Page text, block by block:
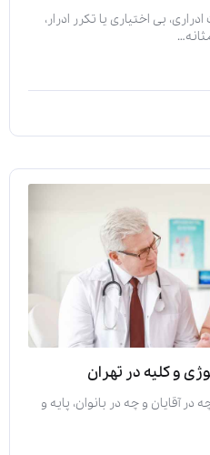
بی اختیاری یا تکرر ادرار،
و کلیه در تهران
آقایان و چه در بانوان، پایه و